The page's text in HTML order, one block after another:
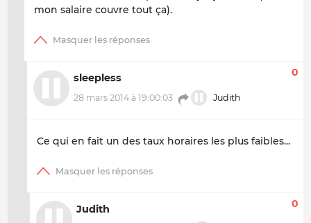
mon salaire couvre tout ça).
sleepless
28 mars 2014 à 19:00:03 Judith
0
Ce qui en fait un des taux horaires les plus faibles...
Judith 0